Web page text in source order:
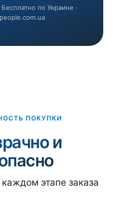
по Украине ·
ПОКУПКИ
и
этапе заказа